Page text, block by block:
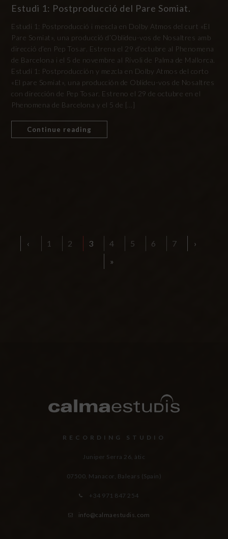
Estudi 1: Postproducció del Pare Somiat.
Estudi 1: Postproducció i mescla en Dolby Atmos del curt «El
Pare Somiat», una producció d’Oblideu-vos de Nosaltres amb
direcció d’en Pep Tosar. Estrena el 29 d’octubre al Phenomena
de Barcelona i el 5 de novembre al Rívoli de Palma de Mallorca.
Estudi 1: Postproducción y mezcla en Dolby Atmos del corto
«El pare Somiat», una producción de Oblideu-vos de Nosaltres
con dirección de Pep Tosar. Estreno el 29 de octubre en el
Phenomena de Barcelona y el 5 de […]
Continue reading
‹ 1 2 3 4 5 6 7
›
»
RECORDING STUDIO
Juniper Serra 26, àtic
07500, Manacor, Balears (Spain)
+34 971 847 254
info@calmaestudis.com